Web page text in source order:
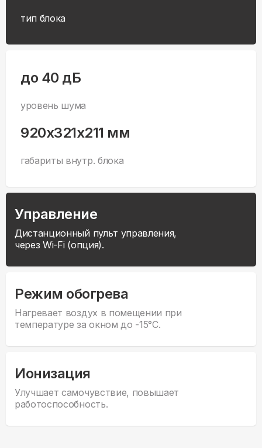
тип блока
до 40 дБ
уровень шума
920x321x211 мм
габариты внутр. блока
Управление
Дистанционный пульт управления,
через Wi-Fi (опция).
Режим обогрева
Нагревает воздух в помещении при
температуре за окном до -15°С.
Ионизация
Улучшает самочувствие, повышает
работоспособность.